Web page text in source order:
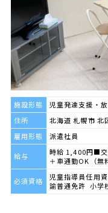
施設形態
児童発達支援・
住所
北海道 札幌市 北
雇用形態
派遣社員
給与
時給 1,400円■
＋車通勤OK（無
必須資格
児童指導員任用
諭普通免許 小学